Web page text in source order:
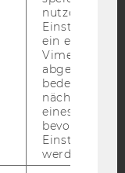
WEBSEITE
MEDIA
STUDIERENDE
ein
Vimeo-Video
abgespielt
bedeutet,
nächsten
eines Vimeo-
bevorzugten
werden.